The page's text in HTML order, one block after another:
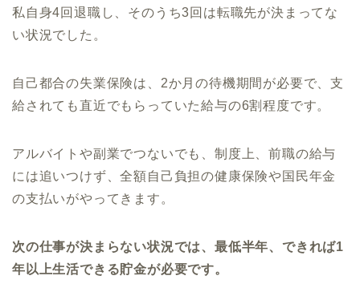
私自身4回退職し、そのうち3回は転職先が決まってな
い状況でした。
自己都合の失業保険は、2か月の待機期間が必要で、支
給されても直近でもらっていた給与の6割程度です。
アルバイトや副業でつないでも、制度上、前職の給与
には追いつけず、全額自己負担の健康保険や国民年金
の支払いがやってきます。
次の仕事が決まらない状況では、最低半年、できれば1
年以上生活できる貯金が必要です。